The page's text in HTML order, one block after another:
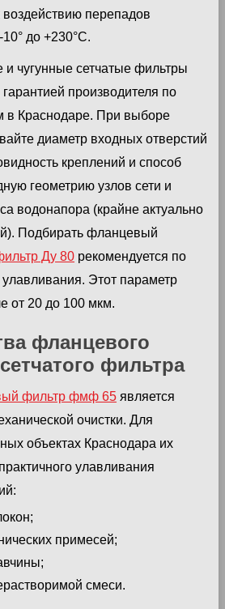
воздействию перепадов
до +230°C.
чугунные сетчатые фильтры
производителя по
в Краснодаре. При выборе
диаметр входных отверстий
креплений и способ
геометрию узлов сети и
водонапора (крайне актуально
Подбирать фланцевый
Ду 80 рекомендуется по
улавливания. Этот параметр
от 20 до 100 мкм.
фланцевого
фильтра
фильтр фмф 65 является
очистки. Для
объектах Краснодара их
улавливания
примесей;
смеси.